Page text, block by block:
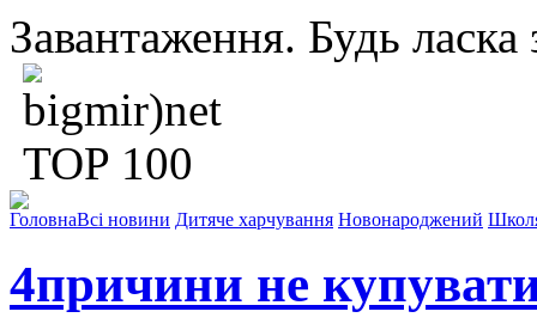
Завантаження. Будь ласка
ГоловнаВсі новини Дитяче харчування Новонароджений
4причини не